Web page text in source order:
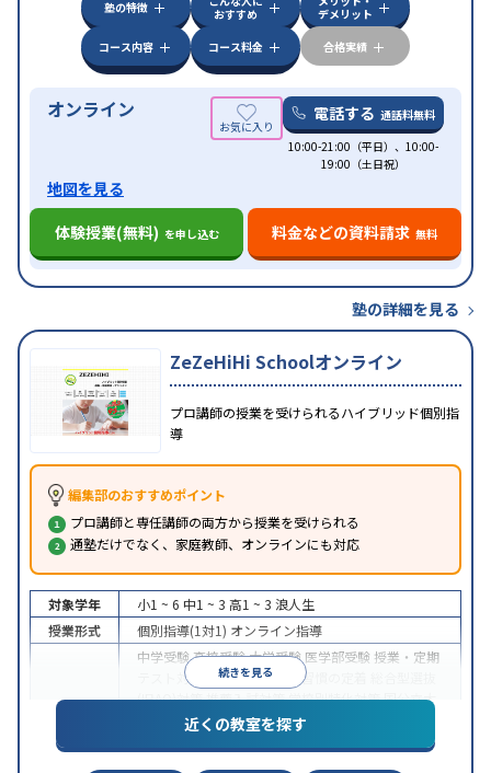
塾の特徴
おすすめ
デメリット
コース内容
コース料金 合格実績
オンライン 電話する 通話料無料
10:00-21:00（平日）、10:00-
19:00（土日祝）
地図を見る
体験授業(無料) を申し込む 料金などの資料請求 無料
塾の詳細を見る
ZeZeHiHi Schoolオンライン
プロ講師の授業を受けられるハイブリッド個別指
導
編集部のおすすめポイント
プロ講師と専任講師の両方から授業を受けられる
通塾だけでなく、家庭教師、オンラインにも対応
続きを見る
対象学年 小1 ~ 6 中1 ~ 3 高1 ~ 3 浪人生
授業形式
個別指導(1対1) オンライン指導
中学受験高校受験大学受験 医学部受験 授業・定期
テスト対策
内申点対策 学習習慣の定着
(旧AO)対策推薦入試対策学校別特化対策国公立大
私大対策共通テスト対策
英語・英会話特化
近くの教室を探す